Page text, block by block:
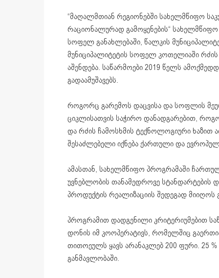
“მაღალმთიან რეგიონებში სახელმწიფო
რაციონალურად გამოყენების“
სოფელ განახლებაში, წალკის
მუნიციპალიტეტის სოფელ კოთელიაში
აშენდება. საწარმოები 2019 წელს
გადაამუშავებს.
როგორც გარემოს დაცვისა და სოფლის
ციკლისათვის საჭირო დანადგარებით,
და რძის ჩამოსხმის ტექნოლოგიური ხაზით
შესაძლებელი იქნება ქართული და
ამასთან, სახელმწიფო პროგრამაში
უვნებლობის თანამედროვე სტანდარტების
პროდუქტის რეალიზაციის შედეგად
პროგრამით დადგენილი კრიტერიუმებით
დონის იმ კოოპერატივს, რომელშიც
თითოეულს ყავს არანაკლებ 200 ფური. 25
განმავლობაში.